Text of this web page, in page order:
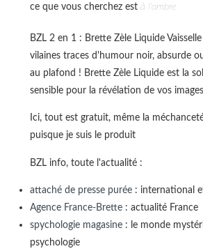
ce que vous cherchez est à l'ombre
BZL 2 en 1 : Brette Zèle Liquide
vilaines traces d'humour noir, absurde
au plafond ! Brette Zèle Liquide est la
sensible pour la révélation de vos
Ici, tout est gratuit, même la
puisque je suis le produit
BZL info, toute l'actualité :
attaché de presse purée: international
Agence France-Brette: actualité France
spychologie magasine: le monde
psychologie